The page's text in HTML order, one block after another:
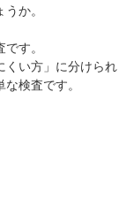
か。
す。
くい方」に分け
検査です。